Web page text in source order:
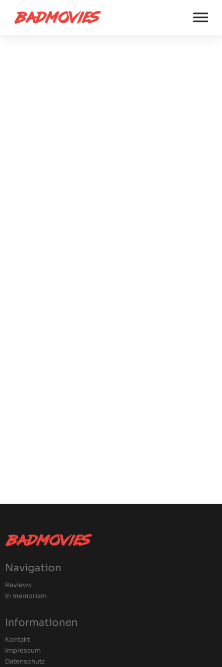
Navigation
Reviews
In memoriam
Informationen
Kontakt
Impressum
Datenschutz